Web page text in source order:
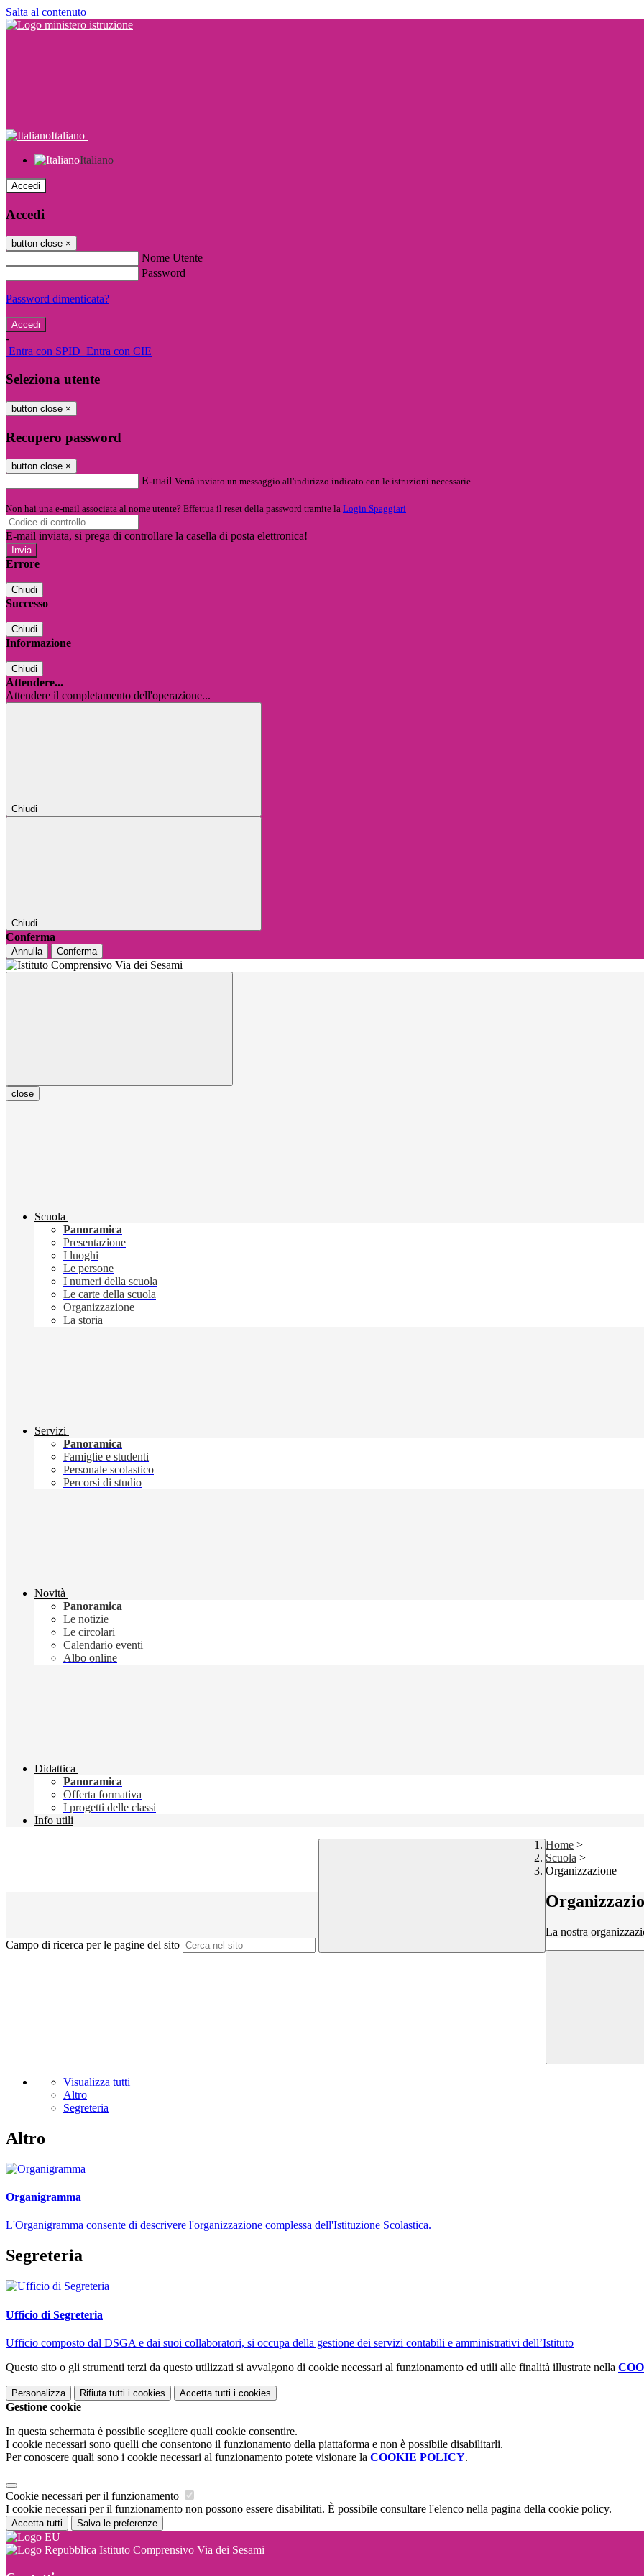
Salta al contenuto
Italiano
Italiano
Accedi
Accedi
button close ×
Nome Utente
Password
Password dimenticata?
-
Entra con SPID Entra con CIE
Seleziona utente
button close ×
Recupero password
button close ×
E-mail Verrà inviato un messaggio all'indirizzo indicato con le istruzioni necessarie.
Non hai una e-mail associata al nome utente? Effettua il reset della password tramite la Login Spaggiari
E-mail inviata, si prega di controllare la casella di posta elettronica!
Errore
Chiudi
Successo
Chiudi
Informazione
Chiudi
Attendere...
Attendere il completamento dell'operazione...
Chiudi
Chiudi
Conferma
Annulla Conferma
close
Scuola
Panoramica
Presentazione
I luoghi
Le persone
I numeri della scuola
Le carte della scuola
Organizzazione
La storia
Servizi
Panoramica
Famiglie e studenti
Personale scolastico
Percorsi di studio
Novità
Panoramica
Le notizie
Le circolari
Calendario eventi
Albo online
Didattica
Panoramica
Offerta formativa
I progetti delle classi
Info utili
Campo di ricerca per le pagine del sito
Home >
Scuola >
Organizzazione
La nostra
Visualizza tutti
Altro
Segreteria
Altro
Organigramma
L'Organigramma consente di descrivere l'organizzazione complessa dell'Istituzione Scolastica.
Segreteria
Ufficio di Segreteria
Ufficio composto dal DSGA e dai suoi collaboratori, si occupa della gestione dei servizi contabili e amministrativi dell’Istituto
Questo sito o gli strumenti terzi da questo utilizzati si avvalgono di cookie necessari al funzionamento ed utili alle finalità illustrate nella
Personalizza Rifiuta tutti i cookies Accetta tutti i cookies
Gestione cookie
In questa schermata è possibile scegliere quali cookie consentire.
I cookie necessari sono quelli che consentono il funzionamento della piattaforma e non è possibile disabilitarli.
Per conoscere quali sono i cookie necessari al funzionamento potete visionare la COOKIE POLICY.
Cookie necessari per il funzionamento
I cookie necessari per il funzionamento non possono essere disabilitati. È possibile consultare l'elenco nella pagina della cookie policy.
Accetta tutti Salva le preferenze
Istituto Comprensivo Via dei Sesami